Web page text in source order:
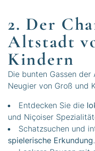
2. Der
Altstadt
Kindern
Die bunten Gassen
Neugier von Groß und
Entdecken Sie die
und Niçoiser
Schatzsuchen und
spielerische Erkundung.